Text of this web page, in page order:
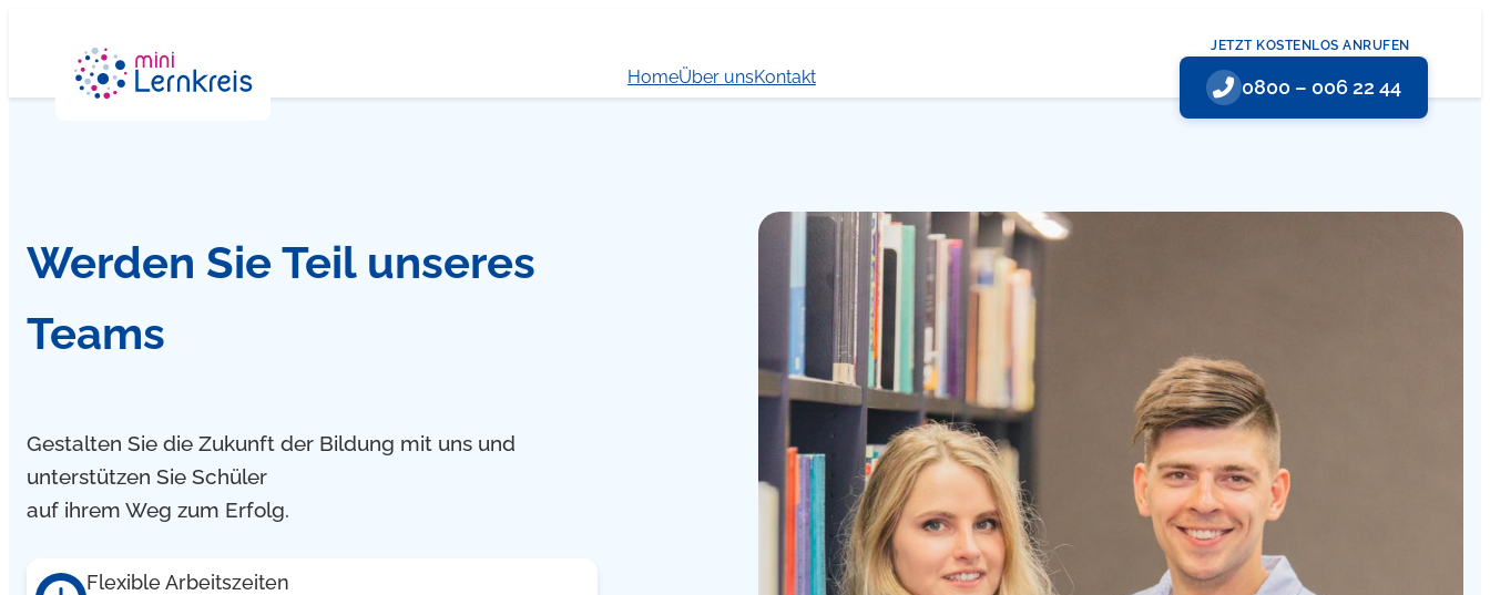
springen
HomeÜber unsKontakt
JETZT KOSTENLOS ANRUFEN
0800 – 006 22 44
Werden Sie Teil unseres
Teams
Gestalten Sie die Zukunft der Bildung mit uns und
unterstützen Sie Schüler
auf ihrem Weg zum Erfolg.
Flexible Arbeitszeiten